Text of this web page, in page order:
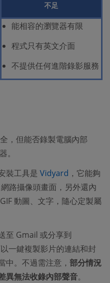
不足
能相容的瀏覽器有限
程式只有英文介面
不提供任何進階錄影服務
全，但能否錄製電腦內部
。
裝工具是 Vidyard ，它能夠
路攝像頭畫面，另外還內
動圖、文字，隨心定製屬
至 Gmail 或分享到
一鍵複製影片的連結和封
中。不過需注意， 部分情況
異無法收錄內部聲音。